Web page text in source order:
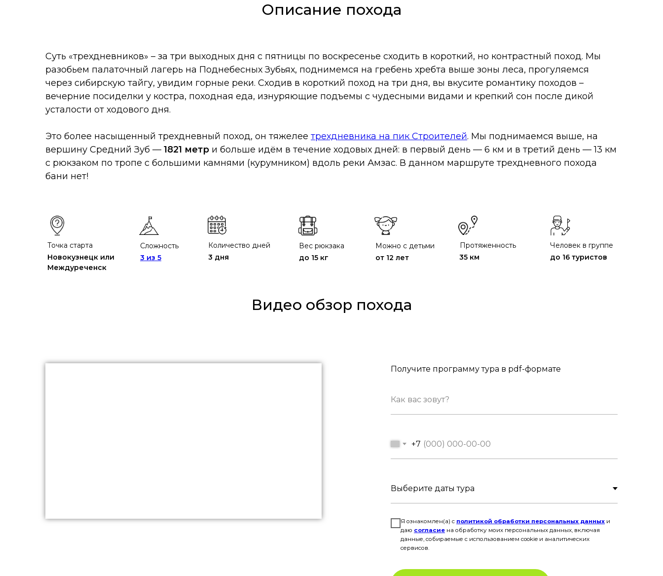
Описание похода
Суть «трехдневников» – за три выходных дня с пятницы по воскресенье сходить в короткий, но контрастный поход. Мы
разобьем палаточный лагерь на Поднебесных Зубьях, поднимемся на гребень хребта выше зоны леса, прогуляемся
через сибирскую тайгу, увидим горные реки. Сходив в короткий поход на три дня, вы вкусите романтику походов –
вечерние посиделки у костра, походная еда, изнуряющие подъемы с чудесными видами и крепкий сон после дикой
усталости от ходового дня.
Это более насыщенный трехдневный поход, он тяжелее трехдневника на пик Строителей. Мы поднимаемся выше, на
вершину Средний Зуб — 1821 метр и больше идём в течение ходовых дней: в первый день — 6 км и в третий день — 13 км
с рюкзаком по тропе с большими камнями (курумником) вдоль реки Амзас. В данном маршруте трехдневного похода
бани нет!
Новокузнецк или
Междуреченск
Точка старта
3 из 5
Сложность
до 15 кг
Вес рюкзака
3 дня
Количество дней
35 км
Протяженность
до 16 туристов
Человек в группе
от 12 лет
Можно с детьми
Видео обзор похода
Получите программу тура в pdf-формате
+7
Я ознакомлен(а) с политикой обработки персональных данных и
даю согласие на обработку моих персональных данных, включая
данные, собираемые с использованием cookie и аналитических
сервисов.